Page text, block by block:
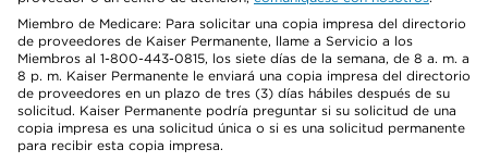
Miembro de Medicare: Para solicitar una copia impresa del directorio
de proveedores de Kaiser Permanente, llame a Servicio a los
Miembros al 1-800-443-0815, los siete días de la semana, de 8 a. m. a
8 p. m. Kaiser Permanente le enviará una copia impresa del directorio
de proveedores en un plazo de tres (3) días hábiles después de su
solicitud. Kaiser Permanente podría preguntar si su solicitud de una
copia impresa es una solicitud única o si es una solicitud permanente
para recibir esta copia impresa.